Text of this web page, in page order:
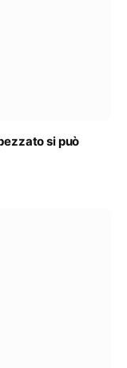
si può